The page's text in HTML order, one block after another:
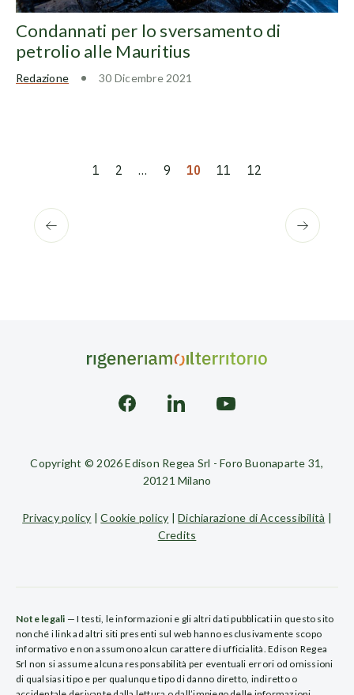
Condannati per lo sversamento di
petrolio alle Mauritius
Redazione 30 Dicembre 2021
Precedente
1 2 … 9 10 11 12
Copyright © 2026 Edison Regea Srl - Foro Buonaparte 31,
20121 Milano
Privacy policy |Cookie policy |Dichiarazione di Accessibilità |
Credits
Note legali — I testi, le informazioni e gli altri dati pubblicati in questo sito
nonché i link ad altri siti presenti sul web hanno esclusivamente scopo
informativo e non assumono alcun carattere di ufficialità. Edison Regea
Srl non si assume alcuna responsabilità per eventuali errori od omissioni
di qualsiasi tipo e per qualunque tipo di danno diretto, indiretto o